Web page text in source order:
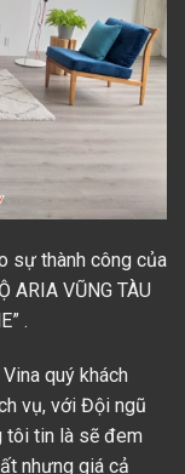
sự thành công của
ARIA VŨNG TÀU
.
quý khách
vụ, với Đội ngũ
tôi tin là sẽ đem
nhưng giá cả